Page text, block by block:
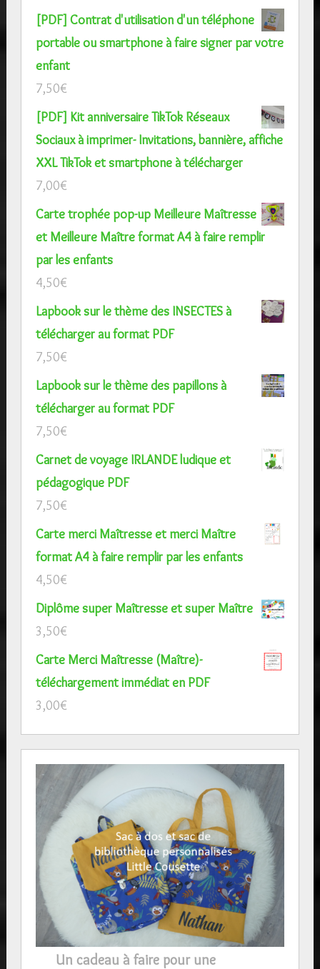
[PDF] Contrat d'utilisation d'un téléphone
portable ou smartphone à faire signer par votre
enfant
7,50€
[PDF] Kit anniversaire TikTok Réseaux
Sociaux à imprimer- Invitations, bannière, affiche
XXL TikTok et smartphone à télécharger
7,00€
Carte trophée pop-up Meilleure Maîtresse
et Meilleure Maître format A4 à faire remplir
par les enfants
4,50€
Lapbook sur le thème des INSECTES à
télécharger au format PDF
7,50€
Lapbook sur le thème des papillons à
télécharger au format PDF
7,50€
Carnet de voyage IRLANDE ludique et
pédagogique PDF
7,50€
Carte merci Maîtresse et merci Maître
format A4 à faire remplir par les enfants
4,50€
Diplôme super Maîtresse et super Maître
3,50€
Carte Merci Maîtresse (Maître)-
téléchargement immédiat en PDF
3,00€
Un cadeau à faire pour une